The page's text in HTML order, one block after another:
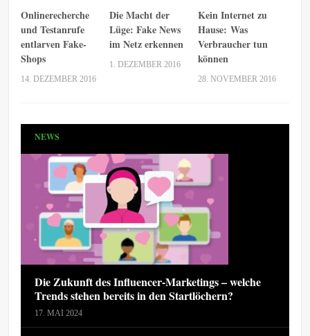
Onlinerecherche
und Testanrufe
entlarven Fake-
Shops
14. DEZEMBER 2016
Die Macht der
Lüge: Fake News
im Netz erkennen
1. DEZEMBER 2016
Kein Internet zu
Hause: Was
Verbraucher tun
können
28. NOVEMBER 2016
NEWS
Die Zukunft des Influencer-Marketings – welche
Trends stehen bereits in den Startlöchern?
17. MAI 2024